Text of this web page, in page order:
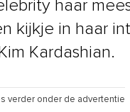
haar
kijkje in haar
Kardashian.
verder onder de advertentie